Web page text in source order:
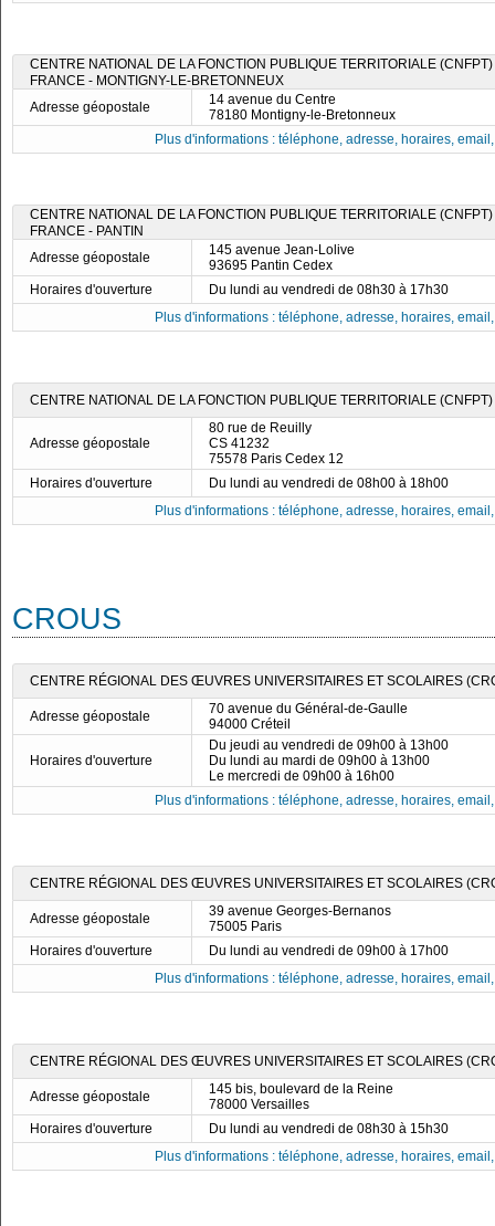
CENTRE NATIONAL DE LA FONCTION PUBLIQUE TERRITORIALE
FRANCE - MONTIGNY-LE-BRETONNEUX
Adresse géopostale
14 avenue du Centre
78180 Montigny-le-Bretonneux
Plus d'informations : téléphone, adresse, horaires,
CENTRE NATIONAL DE LA FONCTION PUBLIQUE TERRITORIALE
FRANCE - PANTIN
Adresse géopostale
145 avenue Jean-Lolive
93695 Pantin Cedex
Horaires d'ouverture
Du lundi au vendredi de 08h30 à 17h30
Plus d'informations : téléphone, adresse, horaires,
CENTRE NATIONAL DE LA FONCTION PUBLIQUE TERRITORIALE
Adresse géopostale
80 rue de Reuilly
CS 41232
75578 Paris Cedex 12
Horaires d'ouverture
Du lundi au vendredi de 08h00 à 18h00
Plus d'informations : téléphone, adresse, horaires,
CROUS
CENTRE RÉGIONAL DES ŒUVRES UNIVERSITAIRES ET SCOLAIRES
Adresse géopostale
70 avenue du Général-de-Gaulle
94000 Créteil
Horaires d'ouverture
Du jeudi au vendredi de 09h00 à 13h00
Du lundi au mardi de 09h00 à 13h00
Le mercredi de 09h00 à 16h00
Plus d'informations : téléphone, adresse, horaires,
CENTRE RÉGIONAL DES ŒUVRES UNIVERSITAIRES ET SCOLAIRES
Adresse géopostale
39 avenue Georges-Bernanos
75005 Paris
Horaires d'ouverture
Du lundi au vendredi de 09h00 à 17h00
Plus d'informations : téléphone, adresse, horaires,
CENTRE RÉGIONAL DES ŒUVRES UNIVERSITAIRES ET SCOLAIRES
Adresse géopostale
145 bis, boulevard de la Reine
78000 Versailles
Horaires d'ouverture
Du lundi au vendredi de 08h30 à 15h30
Plus d'informations : téléphone, adresse, horaires,